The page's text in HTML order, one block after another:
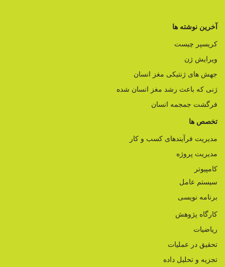
آخرین نوشته ها
کریسپر چیست
ویرایش ژن
جهش های ژنتیکی مغز انسان
ژنی که باعث رشد مغز انسان شده
فرگشت جمجمه انسان
تخصص ها
مدیریت فرآیندهای کسب و کار
مدیریت پروژه
کامپیوتر
سیستم عامل
برنامه نویسی
کارگاه پژوهش
ریاضیات
تحقیق در عملیات
تجزیه و تحلیل داده